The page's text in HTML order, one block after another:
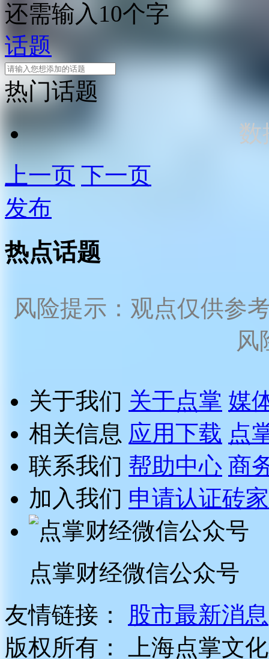
还需输入10个字
话题
热门话题
数
上一页 下一页
发布
热点话题
风险提示：观点仅供参
风
关于我们 关于点掌 媒
相关信息 应用下载 点
联系我们 帮助中心 商
加入我们 申请认证砖家
点掌财经微信公众号
友情链接：
股市最新消息
版权所有：
上海点掌文